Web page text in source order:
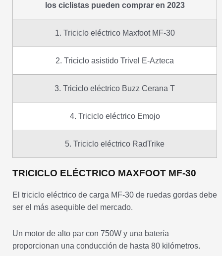
los ciclistas pueden comprar en 2023
1. Triciclo eléctrico Maxfoot MF-30
2. Triciclo asistido Trivel E-Azteca
3. Triciclo eléctrico Buzz Cerana T
4. Triciclo eléctrico Emojo
5. Triciclo eléctrico RadTrike
TRICICLO ELÉCTRICO MAXFOOT MF-30
El triciclo eléctrico de carga MF-30 de ruedas gordas debe
ser el más asequible del mercado.
Un motor de alto par con 750W y una batería
proporcionan una conducción de hasta 80 kilómetros.